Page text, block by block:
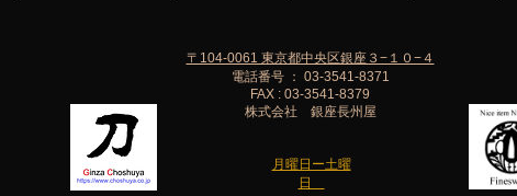
月曜日ー土曜
日
〒104-0061 東京都中央区銀座３−１０−４
電話番号 ： 03-3541-8371
FAX : 03-3541-8379
株式会社 銀座長州屋